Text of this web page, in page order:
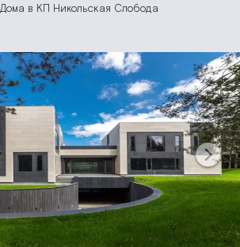
Дома в КП Никольская Слобода